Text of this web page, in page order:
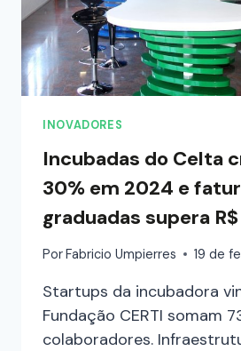
INOVADORES
Incubadas do Celta
30% em 2024 e
graduadas supera
PorFabricio Umpierres 19 de
Startups da incubadora
Fundação CERTI somam
colaboradores.